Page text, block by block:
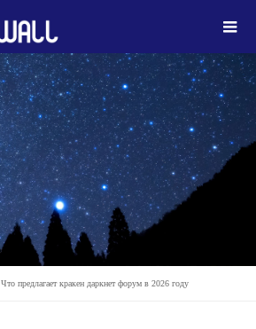
Что предлагает кракен даркнет форум в 2026 году